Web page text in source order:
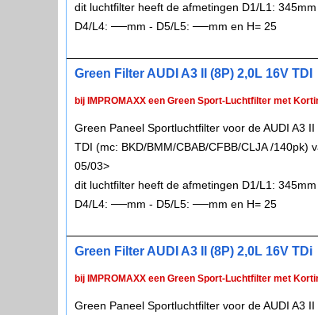
dit luchtfilter heeft de afmetingen D1/L1:
D4/L4: ──mm - D5/L5: ──mm en H= 25
Green Filter AUDI A3 II (8P) 2,0L 16V TDI
bij IMPROMAXX een Green Sport-Luchtfilter met
Green Paneel Sportluchtfilter voor de AUDI A3
TDI (mc: BKD/BMM/CBAB/CFBB/CLJA /140pk)
05/03>
dit luchtfilter heeft de afmetingen D1/L1:
D4/L4: ──mm - D5/L5: ──mm en H= 25
Green Filter AUDI A3 II (8P) 2,0L 16V TDi
bij IMPROMAXX een Green Sport-Luchtfilter met
Green Paneel Sportluchtfilter voor de AUDI A3